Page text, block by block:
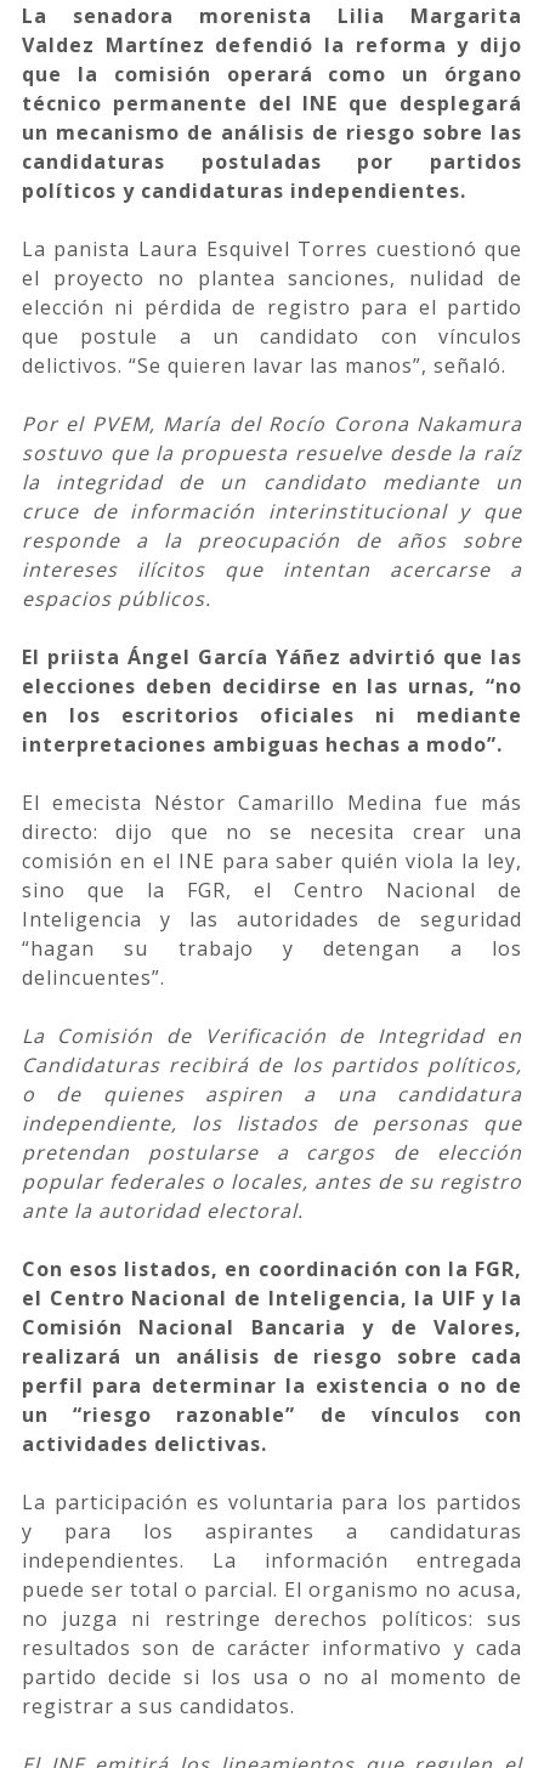
La senadora morenista Lilia Margarita
Valdez Martínez defendió la reforma y dijo
que la comisión operará como un órgano
técnico permanente del INE que desplegará
un mecanismo de análisis de riesgo sobre las
candidaturas postuladas por partidos
políticos y candidaturas independientes.
La panista Laura Esquivel Torres cuestionó que
el proyecto no plantea sanciones, nulidad de
elección ni pérdida de registro para el partido
que postule a un candidato con vínculos
delictivos. “Se quieren lavar las manos”, señaló.
Por el PVEM, María del Rocío Corona Nakamura
sostuvo que la propuesta resuelve desde la raíz
la integridad de un candidato mediante un
cruce de información interinstitucional y que
responde a la preocupación de años sobre
intereses ilícitos que intentan acercarse a
espacios públicos.
El priista Ángel García Yáñez advirtió que las
elecciones deben decidirse en las urnas, “no
en los escritorios oficiales ni mediante
interpretaciones ambiguas hechas a modo”.
El emecista Néstor Camarillo Medina fue más
directo: dijo que no se necesita crear una
comisión en el INE para saber quién viola la ley,
sino que la FGR, el Centro Nacional de
Inteligencia y las autoridades de seguridad
“hagan su trabajo y detengan a los
delincuentes”.
La Comisión de Verificación de Integridad en
Candidaturas recibirá de los partidos políticos,
o de quienes aspiren a una candidatura
independiente, los listados de personas que
pretendan postularse a cargos de elección
popular federales o locales, antes de su registro
ante la autoridad electoral.
Con esos listados, en coordinación con la FGR,
el Centro Nacional de Inteligencia, la UIF y la
Comisión Nacional Bancaria y de Valores,
realizará un análisis de riesgo sobre cada
perfil para determinar la existencia o no de
un “riesgo razonable” de vínculos con
actividades delictivas.
La participación es voluntaria para los partidos
y para los aspirantes a candidaturas
independientes. La información entregada
puede ser total o parcial. El organismo no acusa,
no juzga ni restringe derechos políticos: sus
resultados son de carácter informativo y cada
partido decide si los usa o no al momento de
registrar a sus candidatos.